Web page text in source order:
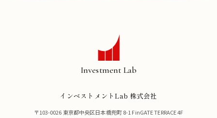
Investment Lab
インベストメントLab 株式会社
〒103-0026 東京都中央区日本橋兜町 8-1 FinGATE TERRACE 4F